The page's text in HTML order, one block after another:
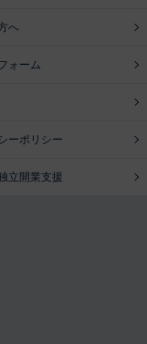
へ
ォーム
ーポリシー
立開業支援